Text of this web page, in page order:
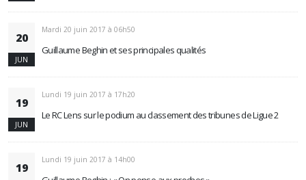
20
JUN
Mardi 20 juin 2017 à 06h50
Guillaume Beghin et ses principales qualités
19
JUN
Lundi 19 juin 2017 à 17h20
Le RC Lens sur le podium au classement des tribunes de Ligue 2
19
Lundi 19 juin 2017 à 14h00